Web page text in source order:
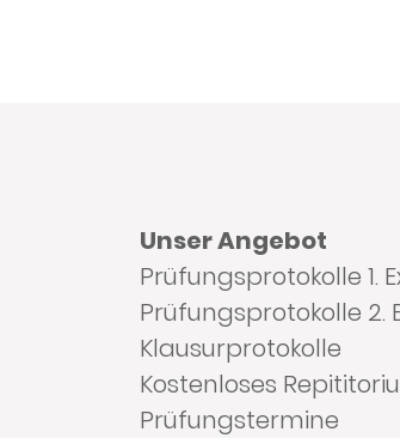
Unser Angebot
Prüfungsprotokolle 1.
Prüfungsprotokolle 2.
Klausurprotokolle
Kostenloses
Prüfungstermine